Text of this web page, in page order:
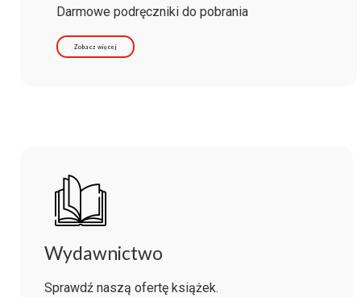
Darmowe podręczniki do pobrania
Zobacz więcej
Wydawnictwo
Sprawdź naszą ofertę książek.